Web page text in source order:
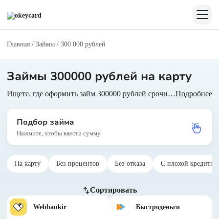
Главная / Займы / 300 000 рублей
Займы 300000 рублей на карту
Ищете, где оформить займ 300000 рублей срочно? Выберите МФО из подборки и моментально получите деньги на карту. Полезная информация о микрозаймах от экспертов сервиса Окейкард.Подробнее
Подбор займа
Нажмите, чтобы ввести сумму
На карту Без процентов Без отказа С плохой
Сортировать
Webbankir Быстроденьги